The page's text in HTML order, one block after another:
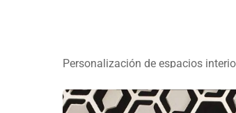
Personalización de espacios